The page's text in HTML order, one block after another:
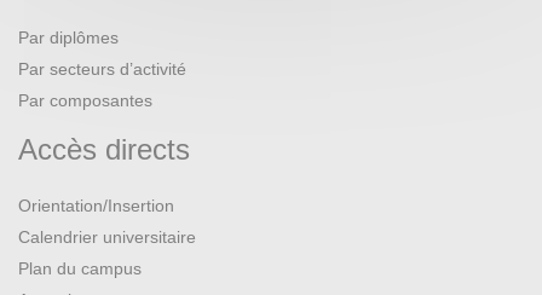
Par diplômes
Par secteurs d’activité
Par composantes
Accès directs
Orientation/Insertion
Calendrier universitaire
Plan du campus